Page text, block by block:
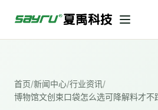
首页/新闻中心/行业资讯/
博物馆文创束口袋怎么选可降解料才不